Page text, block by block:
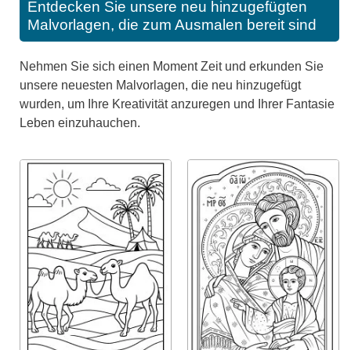
Entdecken Sie unsere neu hinzugefügten
Malvorlagen, die zum Ausmalen bereit sind
Nehmen Sie sich einen Moment Zeit und erkunden Sie
unsere neuesten Malvorlagen, die neu hinzugefügt
wurden, um Ihre Kreativität anzuregen und Ihrer Fantasie
Leben einzuhauchen.